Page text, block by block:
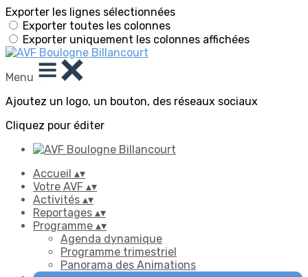
Exporter les lignes sélectionnées
Exporter toutes les colonnes
Exporter uniquement les colonnes affichées
Menu
Ajoutez un logo, un bouton, des réseaux sociaux
Cliquez pour éditer
Accueil ▴▾
Votre AVF ▴▾
Activités ▴▾
Reportages ▴▾
Programme ▴▾
Agenda dynamique
Programme trimestriel
Panorama des Animations